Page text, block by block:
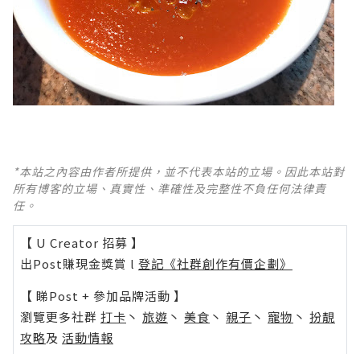
*本站之內容由作者所提供，並不代表本站的立場。因此本站對
所有博客的立場、真實性、準確性及完整性不負任何法律責
任。
【 U Creator 招募 】
出Post賺現金獎賞 l 登記《社群創作有價企劃》
【 睇Post + 參加品牌活動 】
瀏覽更多社群 打卡 丶 旅遊 丶 美食 丶 親子 丶 寵物 丶 扮靚
攻略及 活動情報